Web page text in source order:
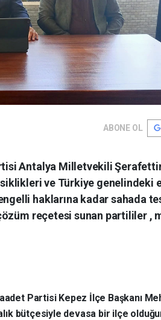
ABONE OL
Antalya Milletvekili Şerafettin
ve Türkiye genelindeki
haklarına kadar sahada
reçetesi sunan partililer ,
Partisi Kepez İlçe Başkanı
bütçesiyle devasa bir ilçe